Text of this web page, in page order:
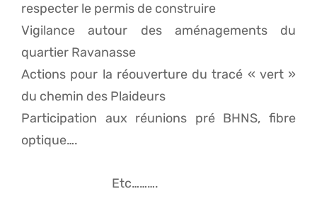
respecter le permis de construire
Vigilance autour des aménagements du
quartier Ravanasse
Actions pour la réouverture du tracé « vert »
du chemin des Plaideurs
Participation aux réunions pré BHNS, fibre
optique….
Etc……….